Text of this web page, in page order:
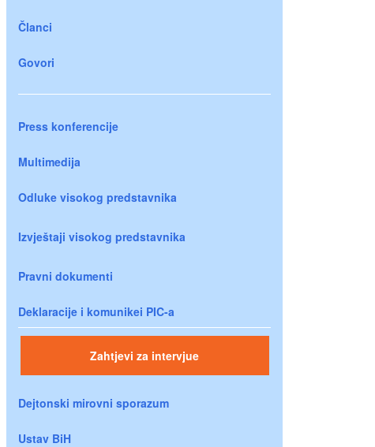
Članci
Govori
Press konferencije
Multimedija
Odluke visokog predstavnika
Izvještaji visokog predstavnika
Pravni dokumenti
Deklaracije i komunikei PIC-a
Zahtjevi za intervjue
Dejtonski mirovni sporazum
Ustav BiH